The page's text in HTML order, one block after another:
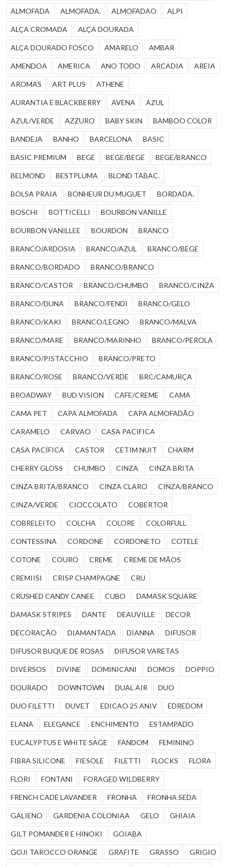
ALMOFADA ALMOFADA. ALMOFADAO ALPI
ALÇA CROMADA ALÇA DOURADA
ALÇA DOURADO FOSCO AMARELO AMBAR
AMENDOA AMERICA ANO TODO ARCADIA AREIA
AROMAS ART PLUS ATHENE
AURANTIA E BLACKBERRY AVENA AZUL
AZUL/VERDE AZZURO BABY SKIN BAMBOO COLOR
BANDEJA BANHO BARCELONA BASIC
BASIC PREMIUM BEGE BEGE/BEGE BEGE/BRANCO
BELMOND BESTPLUMA BLOND TABAC.
BOLSA PRAIA BONHEUR DU MUGUET BORDADA.
BOSCHI BOTTICELLI BOURBON VANILLE
BOURBON VANILLEE BOURDON BRANCO
BRANCO/ARDOSIA BRANCO/AZUL BRANCO/BEGE
BRANCO/BORDADO BRANCO/BRANCO
BRANCO/CASTOR BRANCO/CHUMBO BRANCO/CINZA
BRANCO/DUNA BRANCO/FENDI BRANCO/GELO
BRANCO/KAKI BRANCO/LEGNO BRANCO/MALVA
BRANCO/MARE BRANCO/MARINHO BRANCO/PEROLA
BRANCO/PISTACCHIO BRANCO/PRETO
BRANCO/ROSE BRANCO/VERDE BRC/CAMURÇA
BROADWAY BUD VISION CAFE/CREME CAMA
CAMA PET CAPA ALMOFADA CAPA ALMOFADÃO
CARAMELO CARVAO CASA PACIFICA
CASA PACÍFICA CASTOR CETIM NUIT CHARM
CHERRY GLOSS CHUMBO CINZA CINZA BRITA
CINZA BRITA/BRANCO CINZA CLARO CINZA/BRANCO
CINZA/VERDE CIOCCOLATO COBERTOR
COBRELEITO COLCHA COLORE COLORFULL
CONTESSINA CORDONE CORDONETO COTELE
COTONE COURO CREME CREME DE MÃOS
CREMIISI CRISP CHAMPAGNE CRU
CRUSHED CANDY CANEE CUBO DAMASK SQUARE
DAMASK STRIPES DANTE DEAUVILLE DECOR
DECORAÇÃO DIAMANTADA DIANNA DIFUSOR
DIFUSOR BUQUE DE ROSAS DIFUSOR VARETAS
DIVERSOS DIVINE DOMINICANI DOMOS DOPPIO
DOURADO DOWNTOWN DUAL AIR DUO
DUO FILETTI DUVET EDICAO 25 ANIV EDREDOM
ELANA ELEGANCE ENCHIMENTO ESTAMPADO
EUCALYPTUS E WHITE SAGE FANDOM FEMININO
FIBRA SILICONE FIESOLE FILETTI FLOCKS FLORA
FLORI FONTANI FORAGED WILDBERRY
FRENCH CADE LAVANDER FRONHA FRONHA SEDA
GALIENO GARDENIA COLONIAA GELO GHIAIA
GILT POMANDER E HINOKI GOIABA
GOJI TAROCCO ORANGE GRAFITE GRASSO GRIGIO